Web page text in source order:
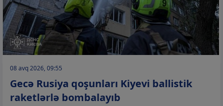
08 avq 2026, 09:55
Gecə Rusiya qoşunları Kiyevi ballistik
raketlərlə bombalayıb